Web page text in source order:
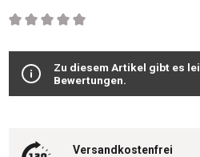
Durchschnittliche Bewertung von 0
Zu diesem Artikel gibt es
Bewertungen.
Versandkostenfrei